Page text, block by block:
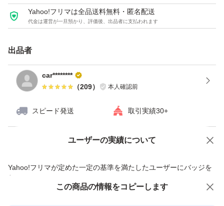
Yahoo!フリマは全品送料無料・匿名配送
代金は運営が一旦預かり、評価後、出品者に支払われます
出品者
car********
（209） 本人確認前
スピード発送 取引実績30+
ユーザーの実績について
Yahoo!フリマが定めた一定の基準を満たしたユーザーにバッジを
付与しています
価格の相談 商品への質問
この商品の情報をコピーします
この商品をみている人にオススメ